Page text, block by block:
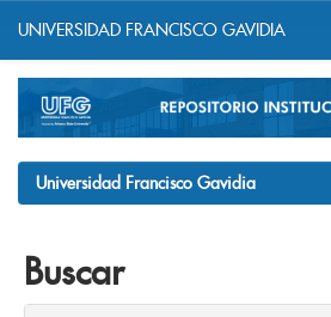
navigation
UNIVERSIDAD FRANCISCO GAVIDIA
Universidad Francisco Gavidia
Buscar